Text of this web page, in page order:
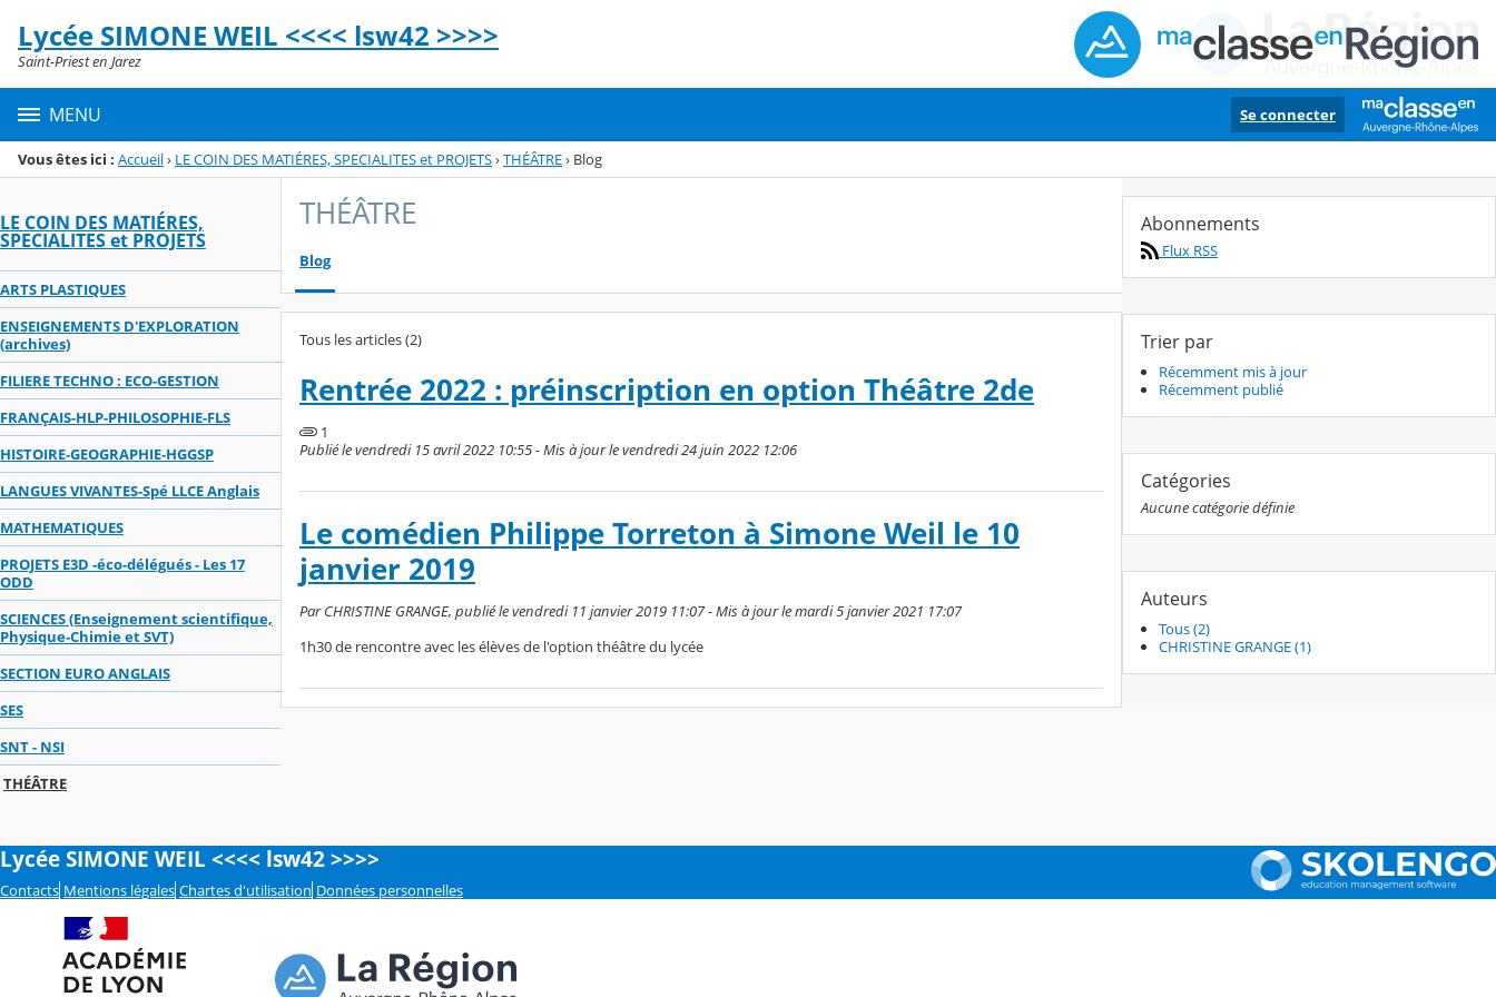
Menu de la rubrique
Contenu
Lycée SIMONE WEIL <<<< lsw42 >>>>
Saint-Priest en Jarez
MENU Se connecter
Vous êtes ici : Accueil› LE COIN DES MATIÉRES, SPECIALITES et PROJETS›THÉÂTRE› Blog
LE COIN DES MATIÉRES,
SPECIALITES et PROJETS
ARTS PLASTIQUES
ENSEIGNEMENTS D'EXPLORATION
(archives)
FILIERE TECHNO : ECO-GESTION
FRANÇAIS-HLP-PHILOSOPHIE-FLS
HISTOIRE-GEOGRAPHIE-HGGSP
LANGUES VIVANTES-Spé LLCE Anglais
MATHEMATIQUES
PROJETS E3D -éco-délégués - Les 17
ODD
SCIENCES (Enseignement scientifique,
Physique-Chimie et SVT)
SECTION EURO ANGLAIS
SES
SNT - NSI
THÉÂTRE
THÉÂTRE
Blog
Tous les articles (2)
Rentrée 2022 : préinscription en option Théâtre 2de
1
Publié le vendredi 15 avril 2022 10:55 - Mis à jour le vendredi 24 juin 2022 12:06
Le comédien Philippe Torreton à Simone Weil le 10
janvier 2019
Par CHRISTINE GRANGE, publié le vendredi 11 janvier 2019 11:07 - Mis à jour le mardi 5 janvier 2021 17:07
1h30 de rencontre avec les élèves de l'option théâtre du lycée
Abonnements
Flux RSS
Trier par
Récemment mis à jour
Récemment publié
Catégories
Aucune catégorie définie
Auteurs
Tous (2)
CHRISTINE GRANGE (1)
Lycée SIMONE WEIL <<<< lsw42 >>>>
Contacts Mentions légales Chartes d'utilisation Données personnelles